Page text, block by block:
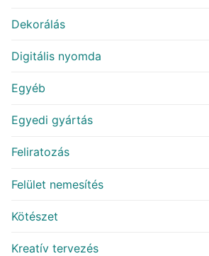
Dekorálás
Digitális nyomda
Egyéb
Egyedi gyártás
Feliratozás
Felület nemesítés
Kötészet
Kreatív tervezés